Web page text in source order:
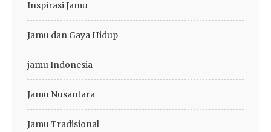
Inspirasi Jamu
Jamu dan Gaya Hidup
jamu Indonesia
Jamu Nusantara
Jamu Tradisional